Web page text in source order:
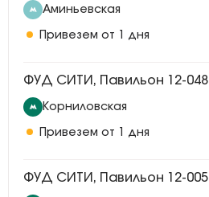
Аминьевская
Привезем от 1 дня
ФУД СИТИ, Павильон 12-048
Корниловская
Привезем от 1 дня
ФУД СИТИ, Павильон 12-005